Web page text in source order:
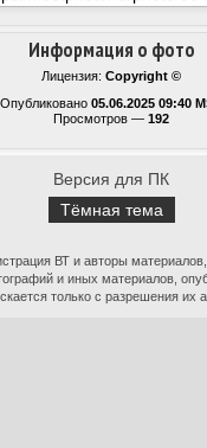
Информация о фото
Лицензия: Copyright ©
Опубликовано 05.06.2025 09:40
Просмотров — 192
Версия для ПК
Тёмная тема
ВТ и авторы
и иных материалов,
только с разрешения их